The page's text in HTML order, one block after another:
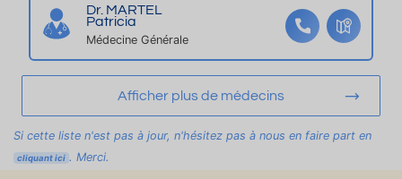
T
er
a
e
Fl
Dr. MARTEL
Patricia
Médecine Générale
Afficher plus de médecins
Si cette liste n'est pas à jour, n'hésitez pas à nous en faire part en
cliquant ici . Merci.